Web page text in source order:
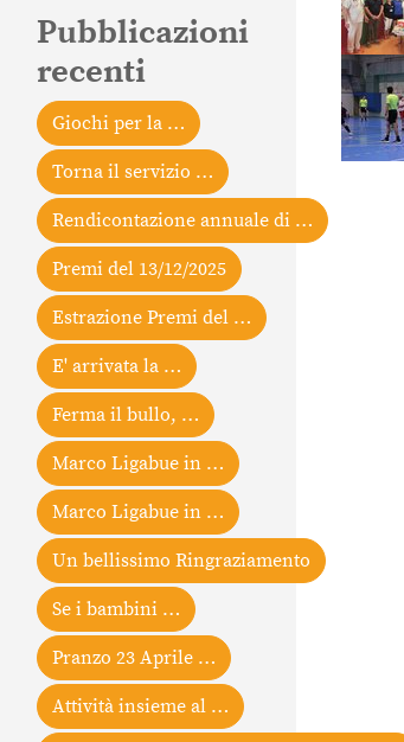
Pubblicazioni
recenti
Giochi per la …
Torna il servizio …
Rendicontazione annuale di …
Premi del 13/12/2025
Estrazione Premi del …
E' arrivata la …
Ferma il bullo, …
Marco Ligabue in …
Marco Ligabue in …
Un bellissimo Ringraziamento
Se i bambini …
Pranzo 23 Aprile …
Attività insieme al …